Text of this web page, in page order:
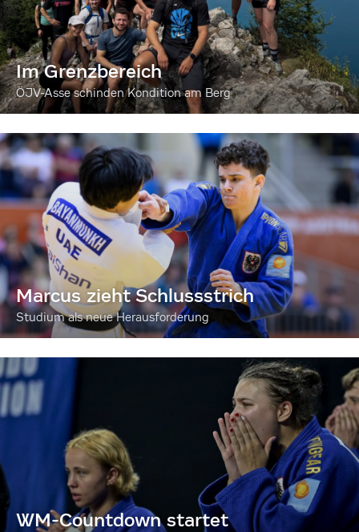
Im Grenzbereich
ÖJV-Asse schinden Kondition am Berg
Marcus zieht Schlussstrich
Studium als neue Herausforderung
WM-Countdown startet